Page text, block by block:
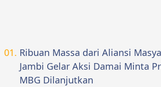
Ribuan Massa dari Aliansi
Jambi Gelar Aksi Damai Minta
MBG Dilanjutkan